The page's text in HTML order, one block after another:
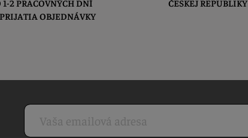
1-2 PRACOVNÝCH DNÍ
OBJEDNÁVKY
ČESKEJ REPUBLIKY